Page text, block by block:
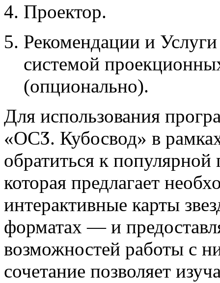
Проектор.
Рекомендации и
системой
(опционально).
Для использования
«ОСӠ. Кубосвод» в
обратиться к
которая предлагает
интерактивные карты
форматах — и
возможностей работы с
сочетание позволяет